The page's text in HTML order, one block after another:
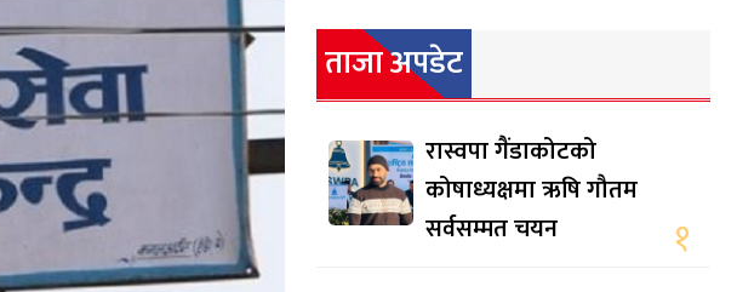
ताजा अपडेट
रास्वपा गैंडाकोटको
कोषाध्यक्षमा ऋषि गौतम
सर्वसम्मत चयन
१